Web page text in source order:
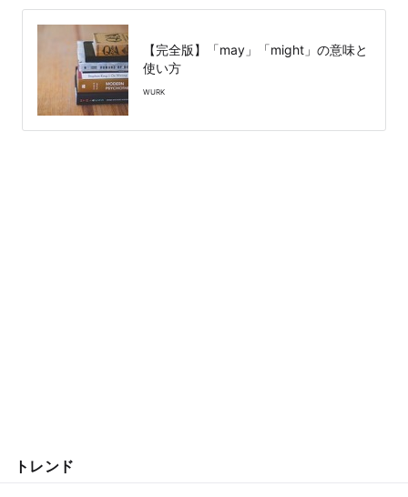
【完全版】「may」「might」の意味と
使い方
WURK
トレンド